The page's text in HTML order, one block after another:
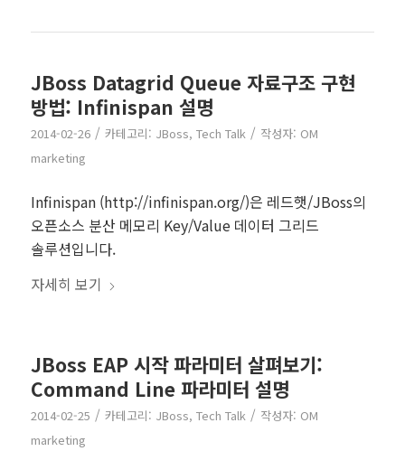
JBoss Datagrid Queue 자료구조 구현
방법: Infinispan 설명
2014-02-26 / 카테고리: JBoss, Tech Talk / 작성자: OM
marketing
Infinispan (http://infinispan.org/)은 레드햇/JBoss의
오픈소스 분산 메모리 Key/Value 데이터 그리드
솔루션입니다.
자세히 보기
JBoss EAP 시작 파라미터 살펴보기:
Command Line 파라미터 설명
2014-02-25 / 카테고리: JBoss, Tech Talk / 작성자: OM
marketing